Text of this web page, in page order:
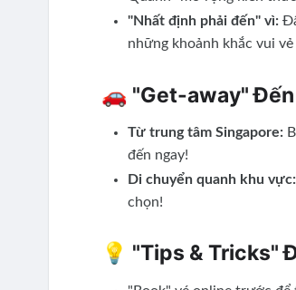
"Nhất định phải đến" vì:
những khoảnh khắc vui
🚗 "Get-away"
Từ trung tâm Singapore:
đến ngay!
Di chuyển quanh khu vực:
chọn!
💡 "Tips & Tricks"